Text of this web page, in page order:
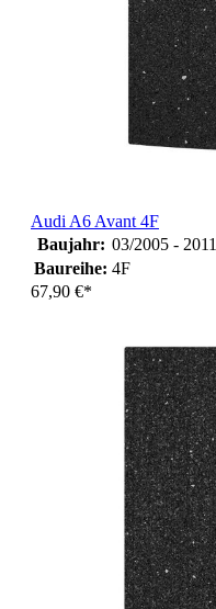
Audi A6 Avant 4F
Baujahr: 03/2005 - 2011
Baureihe: 4F
67,90 €*